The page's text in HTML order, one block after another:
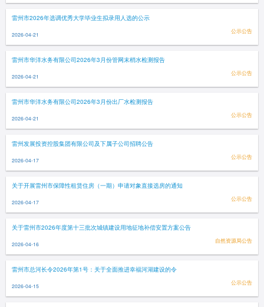
雷州市2026年选调优秀大学毕业生拟录用人选的公示
2026-04-21 公示公告
雷州市华洋水务有限公司2026年3月份管网末梢水检测报告
2026-04-21 公示公告
雷州市华洋水务有限公司2026年3月份出厂水检测报告
2026-04-21 公示公告
雷州发展投资控股集团有限公司及下属子公司招聘公告
2026-04-17 公示公告
关于开展雷州市保障性租赁住房（一期）申请对象直接选房的通知
2026-04-17 公示公告
关于雷州市2026年度第十三批次城镇建设用地征地补偿安置方案公告
2026-04-16 自然资源局公告
雷州市总河长令2026年第1号：关于全面推进幸福河湖建设的令
2026-04-15 公示公告